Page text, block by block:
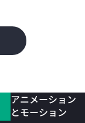
アニメーション
とモーション